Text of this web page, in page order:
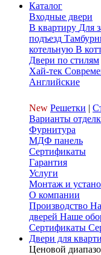
Каталог
Входные двери
В квартиру Для
подъезд
котельную В
Двери по стилям
Хай-тек
Английские
New Решетки |
Варианты
Фурнитура
МДФ панель
Сертификаты
Гарантия
Услуги
Монтаж и
О компании
Производство
дверей Наше
Сертификаты
Двери для
Ценовой